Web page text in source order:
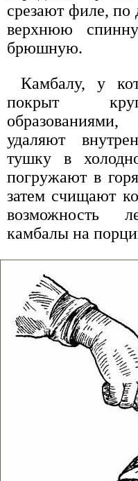
срезают филе, по
верхнюю
брюшную.
Камбалу, у
покрыт
удаляют
тушку в
погружают в
затем счищают
возможность
камбалы на